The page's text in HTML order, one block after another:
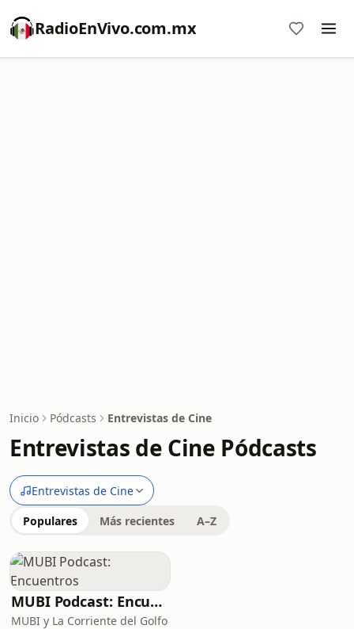
RadioEnVivo.com.mx
Inicio Pódcasts Entrevistas de Cine
Entrevistas de Cine Pódcasts
Entrevistas de Cine
Populares Más recientes A–Z
MUBI Podcast: Encuentros
MUBI y La Corriente del Golfo